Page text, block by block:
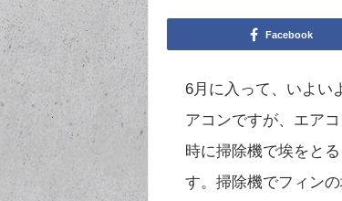
Facebook
6月に入って、いよい
アコンですが、エア
時に掃除機で埃をと
す。掃除機でフィン